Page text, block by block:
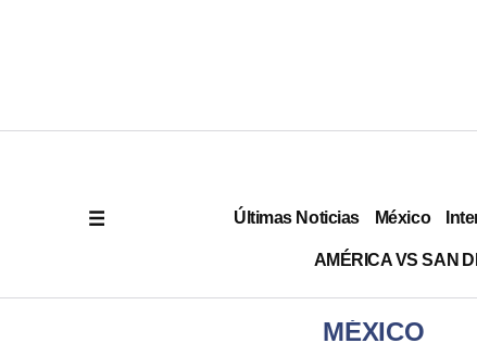
Últimas Noticias México
AMÉRICA VS SAN
MÉXICO